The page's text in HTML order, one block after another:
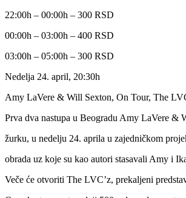
22:00h – 00:00h – 300 RSD
00:00h – 03:00h – 400 RSD
03:00h – 05:00h – 300 RSD
Nedelja 24. april, 20:30h
Amy LaVere & Will Sexton, On Tour, The
Prva dva nastupa u Beogradu Amy LaVere &
žurku, u nedelju 24. aprila u zajedničkom
obrada uz koje su kao autori stasavali Amy i
Veče će otvoriti The LVC’z, prekaljeni